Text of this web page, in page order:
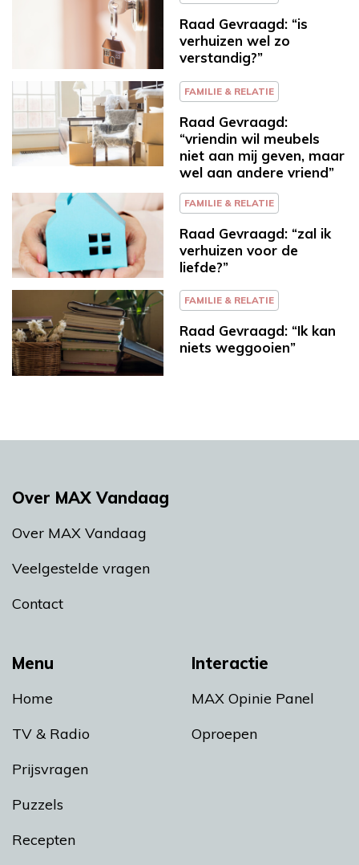
Raad Gevraagd: “is
verhuizen wel zo
verstandig?”
FAMILIE & RELATIE
Raad Gevraagd:
“vriendin wil meubels
niet aan mij geven, maar
wel aan andere vriend”
FAMILIE & RELATIE
Raad Gevraagd: “zal ik
verhuizen voor de
liefde?”
FAMILIE & RELATIE
Raad Gevraagd: “Ik kan
niets weggooien”
Menu
Home
TV & Radio
Prijsvragen
Puzzels
Recepten
Interactie
MAX Opinie Panel
Oproepen
Over MAX Vandaag
Over MAX Vandaag
Veelgestelde vragen
Contact